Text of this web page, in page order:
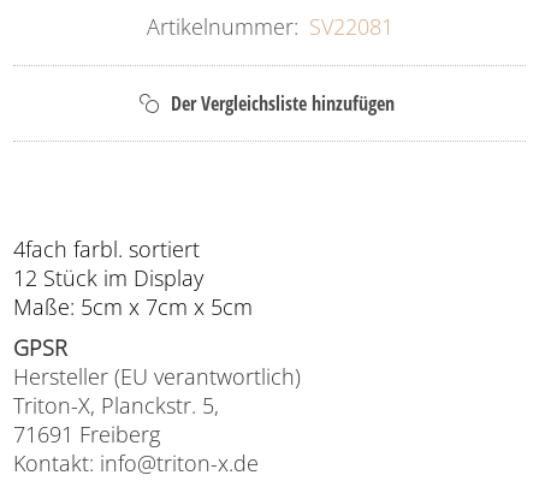
Artikelnummer: SV22081
4fach farbl. sortiert
12 Stück im Display
Maße: 5cm x 7cm x 5cm
GPSR
Hersteller (EU verantwortlich)
Triton-X, Planckstr. 5,
71691 Freiberg
Kontakt: info@triton-x.de